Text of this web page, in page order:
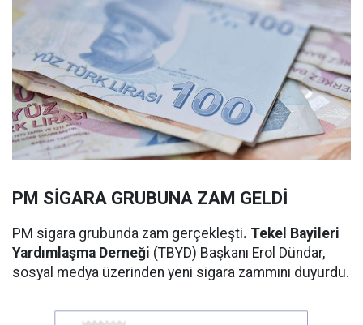
PM SİGARA GRUBUNA ZAM GELDİ
PM sigara grubunda zam gerçekleşti. Tekel Bayileri
Yardımlaşma Derneği (TBYD) Başkanı Erol Dündar,
sosyal medya üzerinden yeni sigara zammını duyurdu.